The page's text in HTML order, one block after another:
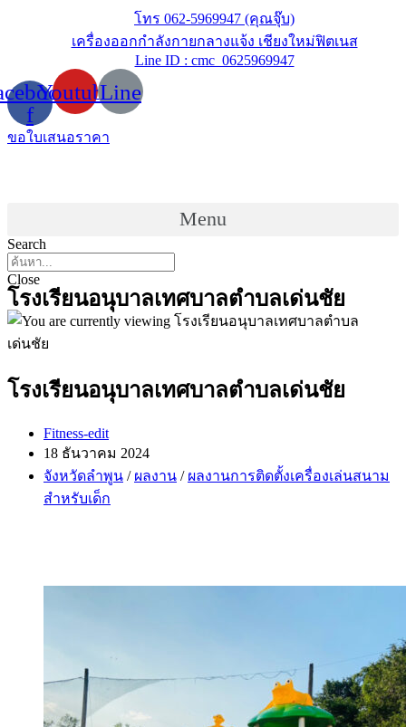
โทร 062-5969947 (คุณจุ๊บ)
เครื่องออกกำลังกายกลางแจ้ง เชียงใหม่ฟิตเนส
Line ID : cmc_0625969947
f
YoutubeLine
ขอใบเสนอราคา
Menu
Search
Close
โรงเรียนอนุบาลเทศบาลตำบลเด่นชัย
โรงเรียนอนุบาลเทศบาลตำบลเด่นชัย
Post
author:
Fitness-edit
Post
18 ธันวาคม 2024
Post
category:
จังหวัดลำพูน / ผลงาน / ผลงานการติดตั้งเครื่องเล่นสนาม
สำหรับเด็ก